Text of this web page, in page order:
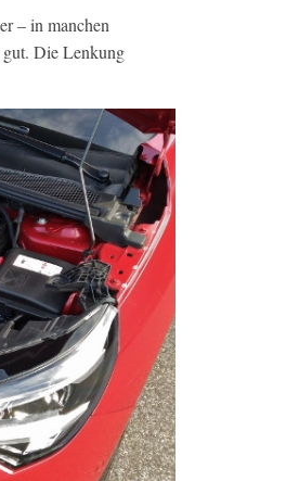
– in manchen
Die Lenkung